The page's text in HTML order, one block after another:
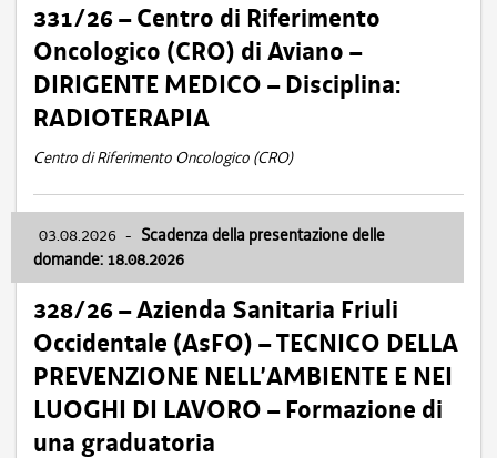
331/26 – Centro di Riferimento
Oncologico (CRO) di Aviano –
DIRIGENTE MEDICO – Disciplina:
RADIOTERAPIA
Centro di Riferimento Oncologico (CRO)
03.08.2026 - Scadenza della presentazione delle
domande: 18.08.2026
328/26 – Azienda Sanitaria Friuli
Occidentale (AsFO) – TECNICO DELLA
PREVENZIONE NELL’AMBIENTE E NEI
LUOGHI DI LAVORO – Formazione di
una graduatoria